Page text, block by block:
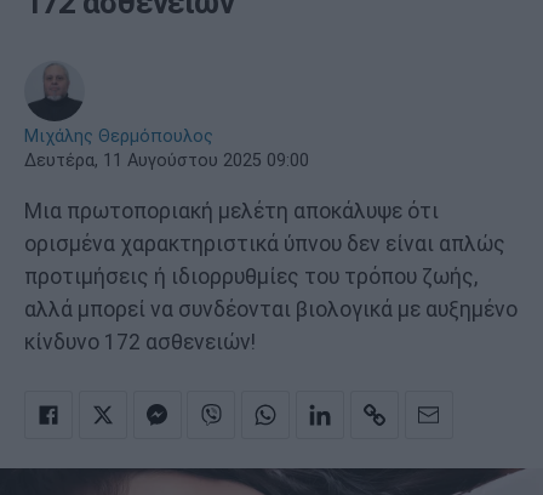
Μιχάλης Θερμόπουλος
Δευτέρα, 11 Αυγούστου 2025 09:00
Μια πρωτοποριακή μελέτη αποκάλυψε ότι
ορισμένα χαρακτηριστικά ύπνου δεν είναι απλώς
προτιμήσεις ή ιδιορρυθμίες του τρόπου ζωής,
αλλά μπορεί να συνδέονται βιολογικά με αυξημένο
κίνδυνο 172 ασθενειών!